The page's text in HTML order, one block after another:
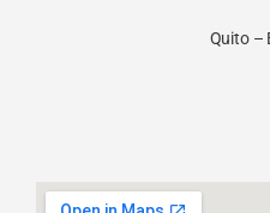
Quito –